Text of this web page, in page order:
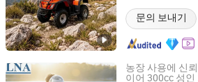
문의 보내기
농장 사용에 신
이어 300cc 성인